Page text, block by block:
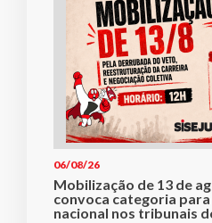
06/08/26
Mobilização de 13 de
convoca categoria
nacional nos tribunais